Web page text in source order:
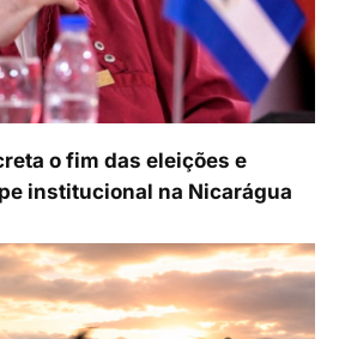
o fim das eleições e
institucional na Nicarágua